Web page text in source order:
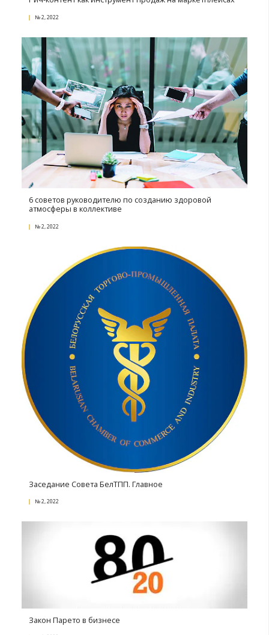
Уважаемые коллеги, дорогие друзья!
№ 4, 2022
БелТПП подводит итоги
№ 4, 2022
Как запустить сарафанное радио: принципы и
№ 3, 2022